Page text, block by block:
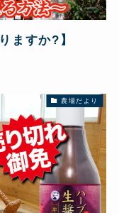
ますか?】
農場だより